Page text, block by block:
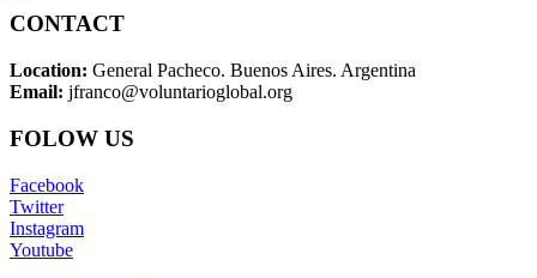
CONTACT
Location: General Pacheco. Buenos Aires. Argentina
Email: jfranco@voluntarioglobal.org
FOLOW US
Facebook
Twitter
Instagram
Youtube